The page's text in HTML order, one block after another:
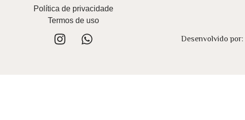
Política de privacidade
Termos de uso
Desenvolvido por: